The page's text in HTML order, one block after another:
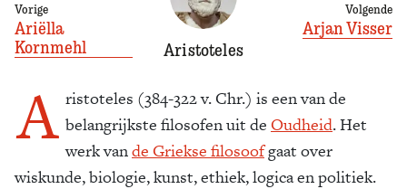
Vorige
Ariëlla
Kornmehl
Aristoteles
Volgende
Arjan Visser
A ristoteles (384-322 v. Chr.) is een van de
belangrijkste filosofen uit de Oudheid. Het
werk vande Griekse filosoofgaat over
wiskunde, biologie, kunst, ethiek, logica en politiek.